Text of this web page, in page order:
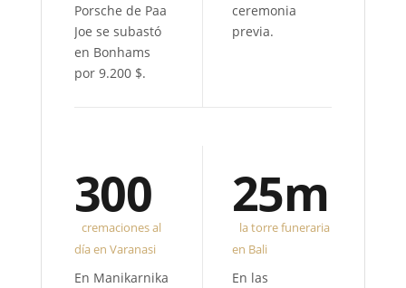
Porsche de Paa
Joe se subastó
en Bonhams
por 9.200 $.
ceremonia
previa.
300
cremaciones al
día en Varanasi
En Manikarnika
25m
la torre funeraria
en Bali
En las